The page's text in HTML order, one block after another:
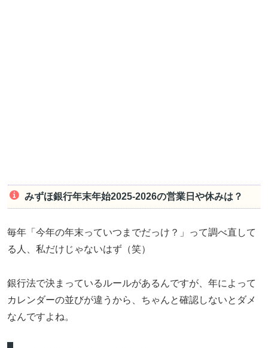
みずほ銀行年末年始2025-2026の営業日や休みは？
毎年「今年の年末っていつまでだっけ？」って調べ直して
る人、私だけじゃないはず（笑）
銀行法で決まっているルールがあるんですが、年によって
カレンダーの並びが違うから、ちゃんと確認しないとダメ
なんですよね。